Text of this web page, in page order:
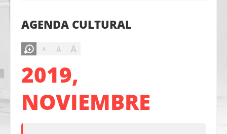
AGENDA CULTURAL
A A A
2019,
NOVIEMBRE